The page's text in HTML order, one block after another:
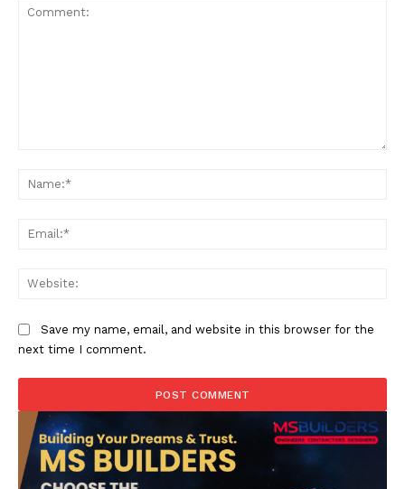
Save my name, email, and website in this browser for the
next time I comment.